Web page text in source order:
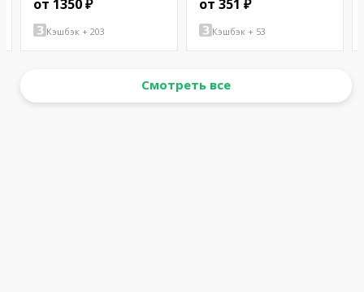
от 1350 ₽
Кэшбэк + 203
от 351 ₽
Кэшбэк + 53
Смотреть все